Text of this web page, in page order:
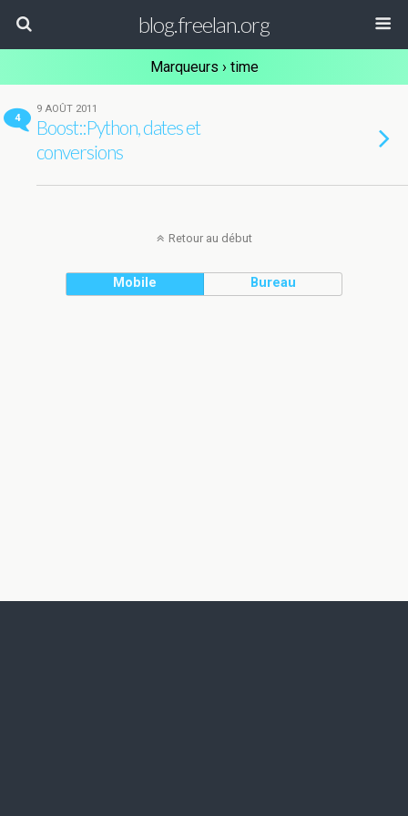
blog.freelan.org
Marqueurs › time
4
9 AOÛT 2011
Boost::Python, dates et
conversions
Retour au début
Mobile Bureau